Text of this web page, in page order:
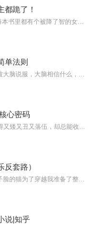
都跪了！
单法则
心密码
反套路）
说|知乎